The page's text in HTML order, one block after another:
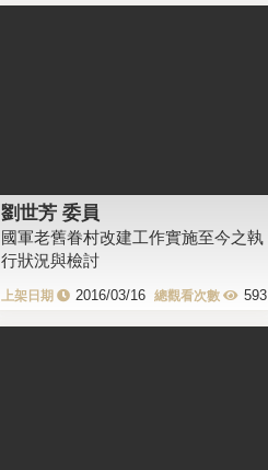
劉世芳 委員
國軍老舊眷村改建工作實施至今之執
行狀況與檢討
2016/03/16 593